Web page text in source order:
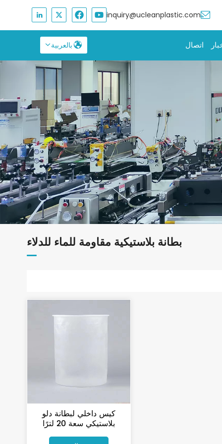
inquiry@ucleanplastic.com
اتصال بالعربية
Français
Русский
Español
بالعربية
بطانة بلاستيكية مقاومة للماء للدلاء
كيس داخلي لبطانة دلو
بلاستيكي سعة 20 لترًا
للاستخدام الصناعي